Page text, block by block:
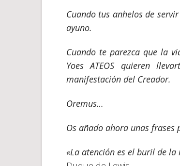
Cuando tus anhelos de
ayuno.
Cuando te parezca que la
Yoes ATEOS
quieren
manifestación del Creador.
Oremus…
Os añado ahora unas frases
«La atención es el buril de la